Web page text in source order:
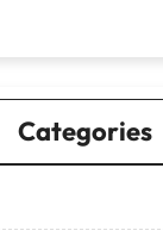
Categories